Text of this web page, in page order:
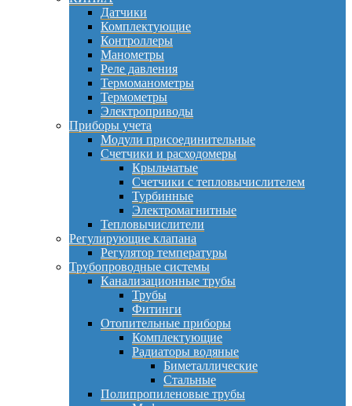
Датчики
Комплектующие
Контроллеры
Манометры
Реле давления
Термоманометры
Термометры
Электроприводы
Приборы учета
Модули присоединительные
Счетчики и расходомеры
Крыльчатые
Счетчики с тепловычислителем
Турбинные
Электромагнитные
Тепловычислители
Регулирующие клапана
Регулятор температуры
Трубопроводные системы
Канализационные трубы
Трубы
Фитинги
Отопительные приборы
Комплектующие
Радиаторы водяные
Биметаллические
Стальные
Полипропиленовые трубы